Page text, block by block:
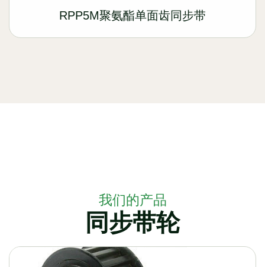
RPP5M聚氨酯单面齿同步带
我们的产品
同步带轮